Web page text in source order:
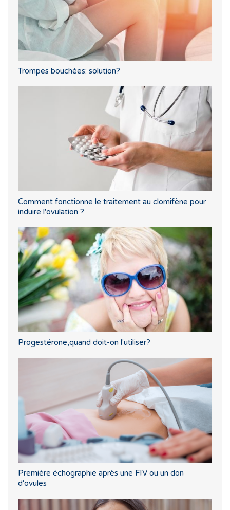
Trompes bouchées: solution?
Comment fonctionne le traitement au clomifène pour
induire l'ovulation ?
Progestérone,quand doit-on l'utiliser?
Première échographie après une FIV ou un don
d'ovules